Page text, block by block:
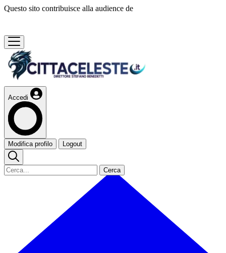
Questo sito contribuisce alla audience de
Accedi
Modifica profilo Logout
Cerca